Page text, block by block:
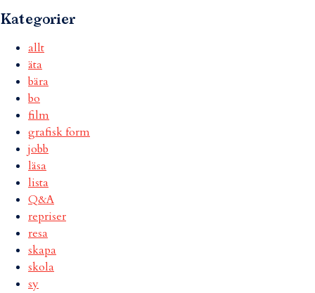
Kategorier
allt
äta
bära
bo
film
grafisk form
jobb
läsa
lista
Q&A
repriser
resa
skapa
skola
sy